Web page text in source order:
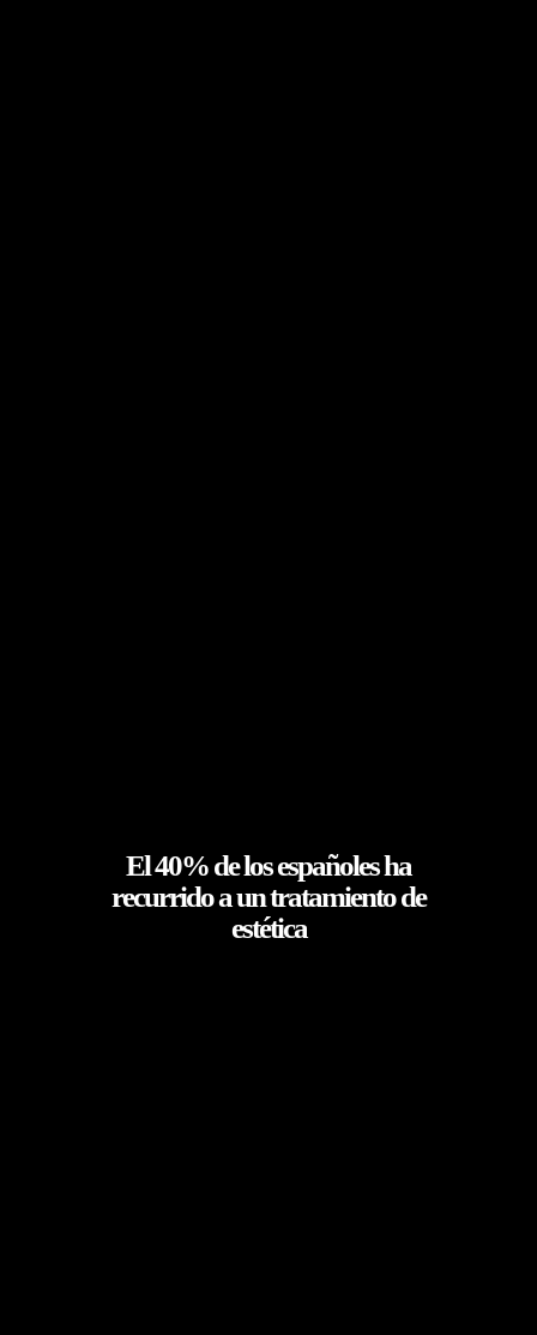
El 40% de los españoles ha
recurrido a un tratamiento de
estética